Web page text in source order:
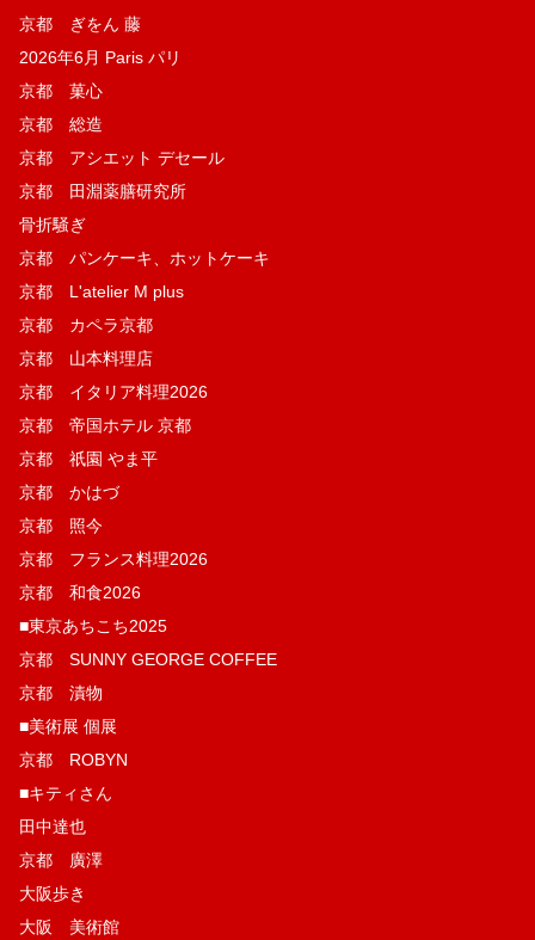
京都 ぎをん 藤
2026年6月 Paris パリ
京都 菓​心
京都 総造
京都 アシエット デセール
京都 田淵薬膳研究所
骨折騒ぎ
京都 パンケーキ、ホットケーキ
京都 L'atelier M plus
京都 カペラ京都
京都 山本料理店
京都 イタリア料理2026
京都 帝国ホテル 京都
京都 祇園 やま平
京都 かはづ
京都 照今
京都 フランス料理2026
京都 和食2026
■東京あちこち2025
京都 SUNNY GEORGE COFFEE
京都 漬物
■美術展 個展
京都 ROBYN
■キティさん
田中達也
京都 廣澤
大阪歩き
大阪 美術館